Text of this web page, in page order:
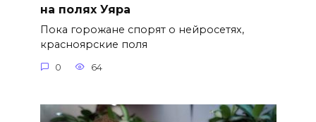
на полях Уяра
Пока горожане спорят о нейросетях,
красноярские поля
0 64